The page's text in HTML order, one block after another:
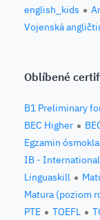
english_kids
Vojenská
Oblíbené
B1 Preliminary
BEC Higher
Egzamin
IB -
Linguaskill
Matura (poziom
PTE
TOEFL